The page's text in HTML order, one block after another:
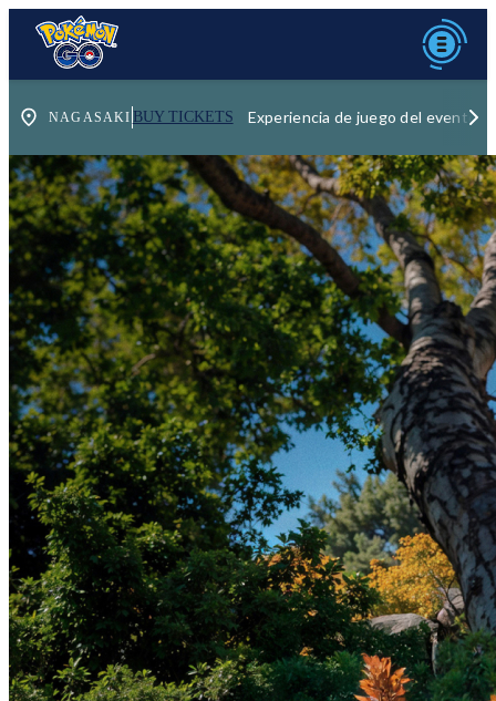
Experiencia de juego del evento
BUY TICKETS